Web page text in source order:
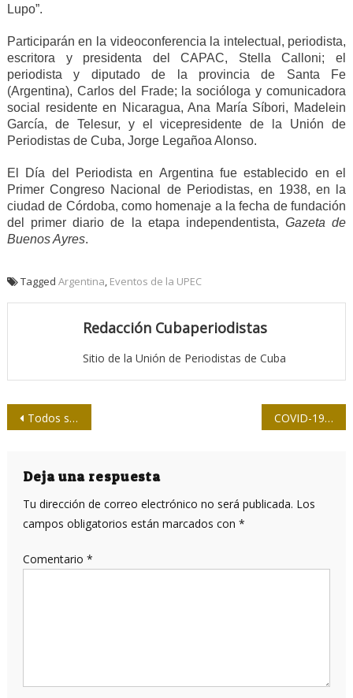
Lupo”.
Participarán en la videoconferencia la intelectual, periodista,
escritora y presidenta del CAPAC, Stella Calloni; el
periodista y diputado de la provincia de Santa Fe
(Argentina), Carlos del Frade; la socióloga y comunicadora
social residente en Nicaragua, Ana María Síbori, Madelein
García, de Telesur, y el vicepresidente de la Unión de
Periodistas de Cuba, Jorge Legañoa Alonso.
El Día del Periodista en Argentina fue establecido en el
Primer Congreso Nacional de Periodistas, en 1938, en la
ciudad de Córdoba, como homenaje a la fecha de fundación
del primer diario de la etapa independentista, Gazeta de
Buenos Ayres.
Tagged Argentina Eventos de la UPEC
Redacción Cubaperiodistas
Sitio de la Unión de Periodistas de Cuba
Navegación
entradas
Todos somos Lorca COVID-19: Cuba trabaja para impedir una fase endémica
Deja una respuesta
Tu dirección de correo electrónico no será publicada. Los
campos obligatorios están marcados con *
Comentario *